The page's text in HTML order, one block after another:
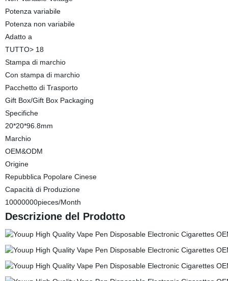
Potenza variabile
Potenza non variabile
Adatto a
TUTTO> 18
Stampa di marchio
Con stampa di marchio
Pacchetto di Trasporto
Gift Box/Gift Box Packaging
Specifiche
20*20*96.8mm
Marchio
OEM&ODM
Origine
Repubblica Popolare Cinese
Capacità di Produzione
10000000pieces/Month
Descrizione del Prodotto